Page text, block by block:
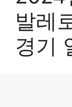
발레
경기